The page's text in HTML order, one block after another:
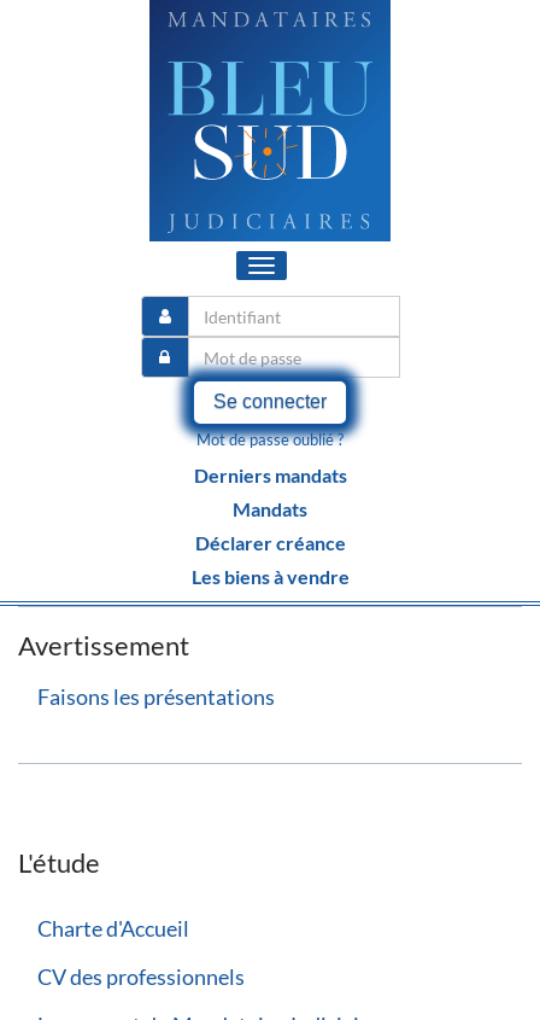
Toggle
navigation
Se connecter
Mot de passe oublié ?
Derniers mandats
Mandats
Déclarer créance
Les biens à vendre
Avertissement
Faisons les présentations
L'étude
Charte d'Accueil
CV des professionnels